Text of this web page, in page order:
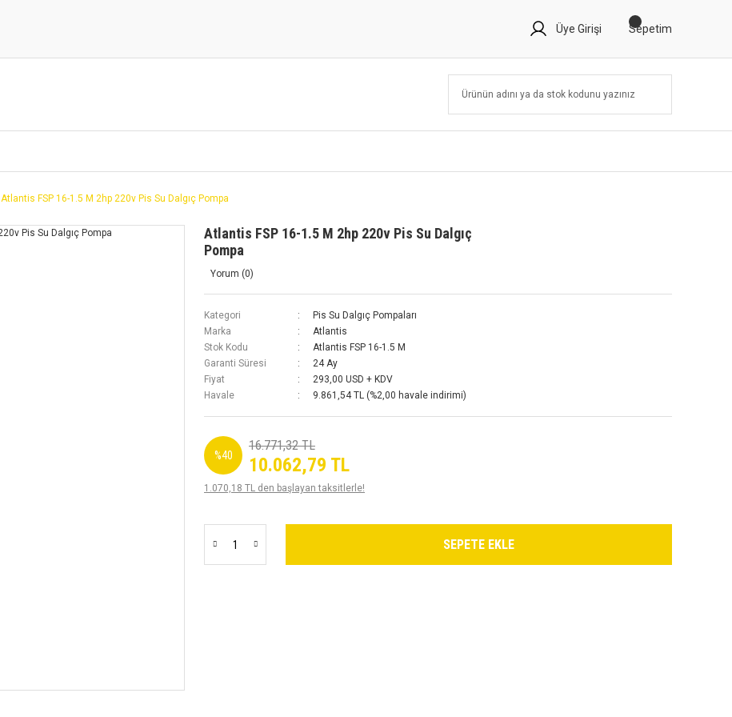
Üye Girişi Sepetim
Atlantis FSP 16-1.5 M 2hp 220v Pis Su Dalgıç Pompa
Atlantis FSP 16-1.5 M 2hp 220v Pis Su Dalgıç
Pompa
Yorum (0)
Kategori
Pis Su Dalgıç Pompaları
Marka
Atlantis
Stok Kodu
Atlantis FSP 16-1.5 M
Garanti Süresi
24 Ay
Fiyat
293,00 USD + KDV
Havale
9.861,54 TL (%2,00 havale indirimi)
%40
16.771,32 TL
10.062,79 TL
1.070,18 TL den başlayan taksitlerle!
SEPETE EKLE